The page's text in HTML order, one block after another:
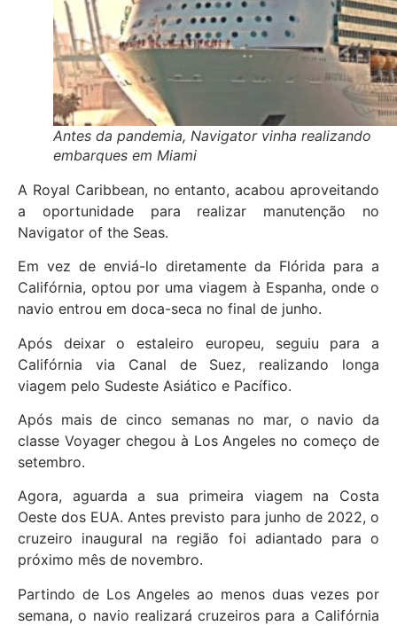
Antes da pandemia, Navigator vinha realizando
embarques em Miami
A Royal Caribbean, no entanto, acabou aproveitando
a oportunidade para realizar manutenção no
Navigator of the Seas.
Em vez de enviá-lo diretamente da Flórida para a
Califórnia, optou por uma viagem à Espanha, onde o
navio entrou em doca-seca no final de junho.
Após deixar o estaleiro europeu, seguiu para a
Califórnia via Canal de Suez, realizando longa
viagem pelo Sudeste Asiático e Pacífico.
Após mais de cinco semanas no mar, o navio da
classe Voyager chegou à Los Angeles no começo de
setembro.
Agora, aguarda a sua primeira viagem na Costa
Oeste dos EUA. Antes previsto para junho de 2022, o
cruzeiro inaugural na região foi adiantado para o
próximo mês de novembro.
Partindo de Los Angeles ao menos duas vezes por
semana, o navio realizará cruzeiros para a Califórnia